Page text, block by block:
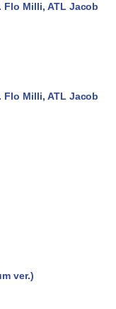
オフホワイト
ブラック
5 ミッドナイトブ
ド版】AOKIMI ワイヤ
Fi 最大36時間再生 ぶ
Flo Milli, ATL Jacob
Flo Milli, ATL Jacob
ver.)